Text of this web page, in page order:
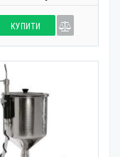
КУПИТИ